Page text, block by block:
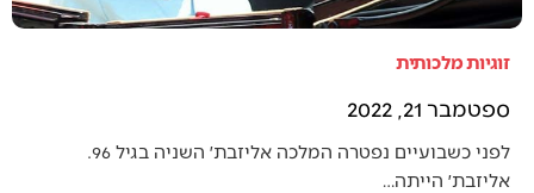
זוגיות מלכותית
ספטמבר 21, 2022
לפני כשבועיים נפטרה המלכה אליזבת׳ השניה בגיל 96.
אליזבת׳ הייתה…